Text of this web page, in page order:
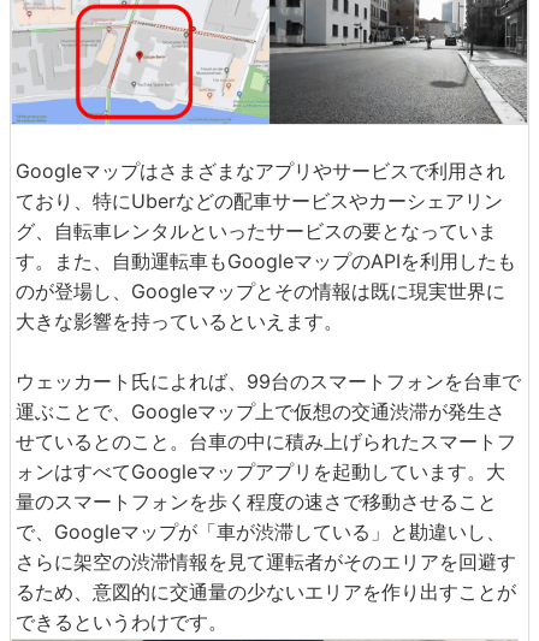
Googleマップはさまざまなアプリやサービスで利用され
ており、特にUberなどの配車サービスやカーシェアリン
グ、自転車レンタルといったサービスの要となっていま
す。また、自動運転車もGoogleマップのAPIを利用したも
のが登場し、Googleマップとその情報は既に現実世界に
大きな影響を持っているといえます。
ウェッカート氏によれば、99台のスマートフォンを台車で
運ぶことで、Googleマップ上で仮想の交通渋滞が発生さ
せているとのこと。台車の中に積み上げられたスマートフ
ォンはすべてGoogleマップアプリを起動しています。大
量のスマートフォンを歩く程度の速さで移動させること
で、Googleマップが「車が渋滞している」と勘違いし、
さらに架空の渋滞情報を見て運転者がそのエリアを回避す
るため、意図的に交通量の少ないエリアを作り出すことが
できるというわけです。